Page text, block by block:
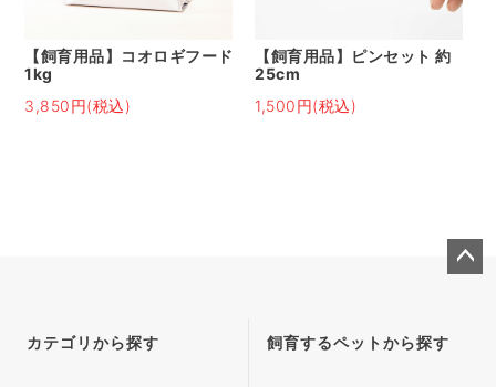
【飼育用品】コオロギフード
1kg
3,850円(税込)
【飼育用品】ピンセット 約
25cm
1,500円(税込)
カテゴリから探す 飼育するペットから探す